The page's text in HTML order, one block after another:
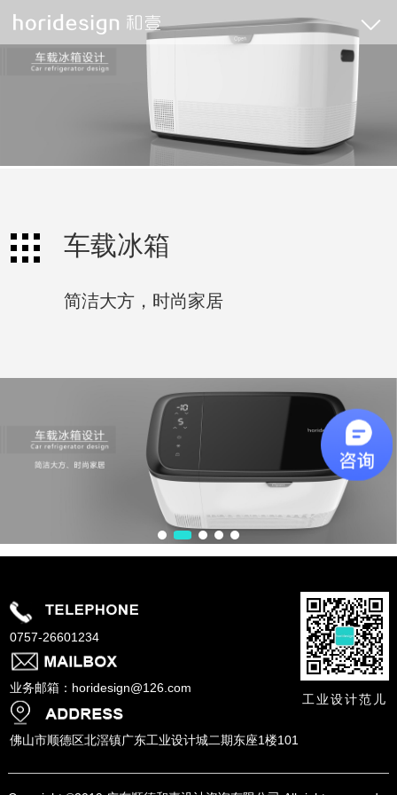
车载冰箱
简洁大方，时尚家居
0757-26601234
业务邮箱：horidesign@126.com
佛山市顺德区北滘镇广东工业设计城二期东座1楼101
工业设计范儿